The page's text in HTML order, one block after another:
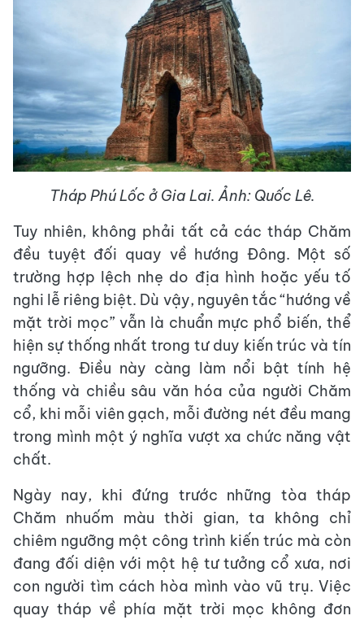
Tháp Phú Lốc ở Gia Lai. Ảnh: Quốc Lê.
Tuy nhiên, không phải tất cả các tháp Chăm
đều tuyệt đối quay về hướng Đông. Một số
trường hợp lệch nhẹ do địa hình hoặc yếu tố
nghi lễ riêng biệt. Dù vậy, nguyên tắc “hướng về
mặt trời mọc” vẫn là chuẩn mực phổ biến, thể
hiện sự thống nhất trong tư duy kiến trúc và tín
ngưỡng. Điều này càng làm nổi bật tính hệ
thống và chiều sâu văn hóa của người Chăm
cổ, khi mỗi viên gạch, mỗi đường nét đều mang
trong mình một ý nghĩa vượt xa chức năng vật
chất.
Ngày nay, khi đứng trước những tòa tháp
Chăm nhuốm màu thời gian, ta không chỉ
chiêm ngưỡng một công trình kiến trúc mà còn
đang đối diện với một hệ tư tưởng cổ xưa, nơi
con người tìm cách hòa mình vào vũ trụ. Việc
quay tháp về phía mặt trời mọc không đơn